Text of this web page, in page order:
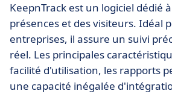
KeepnTrack est un logiciel dédié
présences et des visiteurs. Idéal
entreprises, il assure un suivi
réel. Les principales
facilité d'utilisation, les rapports
une capacité inégalée